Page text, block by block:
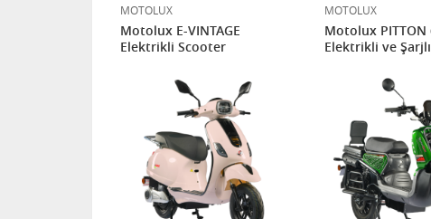
MOTOLUX
Motolux E-VINTAGE
Elektrikli Scooter
MOTOLUX
Motolux PITTON 6000
Elektrikli ve Şarjlı